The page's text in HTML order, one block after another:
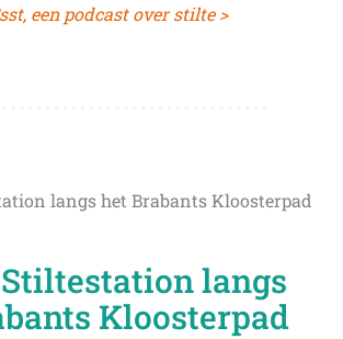
een podcast over stilte >
langs
Kloosterpad